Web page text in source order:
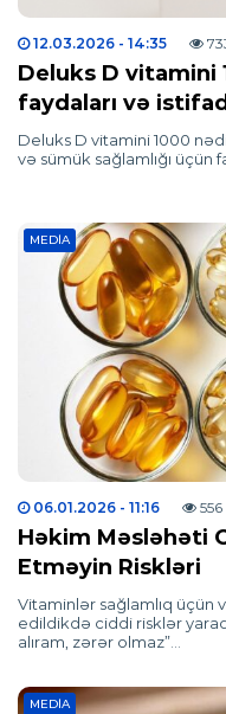
12.03.2026 - 14:35
Deluks D vitamini
faydaları və
Deluks D vitamini 1000
və sümük sağlamlığı üçün
MEDIA
06.01.2026 - 11:16 556
Həkim Məsləhəti
Etməyin Riskləri
Vitaminlər sağlamlıq üçün
edildikdə ciddi risklər
alıram, zərər olmaz”…
MEDIA